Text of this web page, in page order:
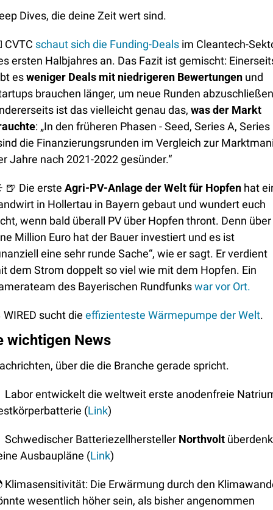
Dives, die deine Zeit wert sind.
CVTC schaut sich die Funding-Deals im Cleantech-
ersten Halbjahres an. Das Fazit ist gemischt:
es weniger Deals mit niedrigeren Bewertungen und
brauchen länger, um neue Runden
ist das vielleicht genau das, was der Markt
: „In den früheren Phasen - Seed, Series A, Series
die Finanzierungsrunden im Vergleich zur
Jahre nach 2021-2022 gesünder.“
🍺 Die erste Agri-PV-Anlage der Welt für Hopfen hat
in Hollertau in Bayern gebaut und wundert euch
wenn bald überall PV über Hopfen thront. Denn über
Million Euro hat der Bauer investiert und es ist
eine sehr runde Sache“, wie er sagt. Er verdient
dem Strom doppelt so viel wie mit dem Hopfen. Ein
des Bayerischen Rundfunks war vor Ort.
WIRED sucht die effizienteste Wärmepumpe der Welt.
wichtigen News
über die die Branche gerade spricht.
Labor entwickelt die weltweit erste anodenfreie
(Link)
Schwedischer Batteriezellhersteller Northvolt
Ausbaupläne (Link)
Klimasensitivität: Die Erwärmung durch den
wesentlich höher sein, als bisher angenommen